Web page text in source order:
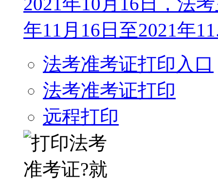
年11月16日至2021年
法考准考证打印入口
法考准考证打印
远程打印